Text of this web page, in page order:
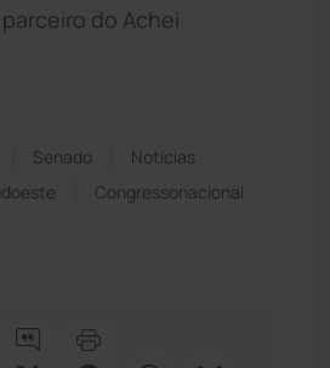
parceiro do Achei
Senado
Notícias
Congressonacional